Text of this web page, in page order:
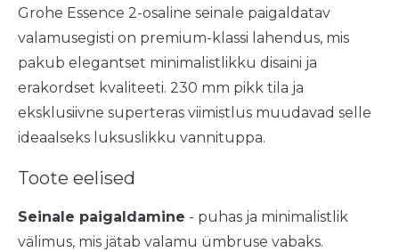
Grohe Essence 2-osaline seinale paigaldatav
valamusegisti on premium-klassi lahendus, mis
pakub elegantset minimalistlikku disaini ja
erakordset kvaliteeti. 230 mm pikk tila ja
eksklusiivne superteras viimistlus muudavad selle
ideaalseks luksuslikku vannituppa.
Toote eelised
Seinale paigaldamine - puhas ja minimalistlik
välimus, mis jätab valamu ümbruse vabaks.